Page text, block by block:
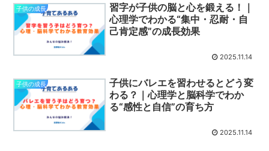
子供の成長
習字が子供の脳と心を鍛える！｜
心理学でわかる“集中・忍耐・自
己肯定感”の成長効果
2025.11.14
子供の成長
子供にバレエを習わせるとどう変
わる？｜心理学と脳科学でわか
る“感性と自信”の育ち方
2025.11.14